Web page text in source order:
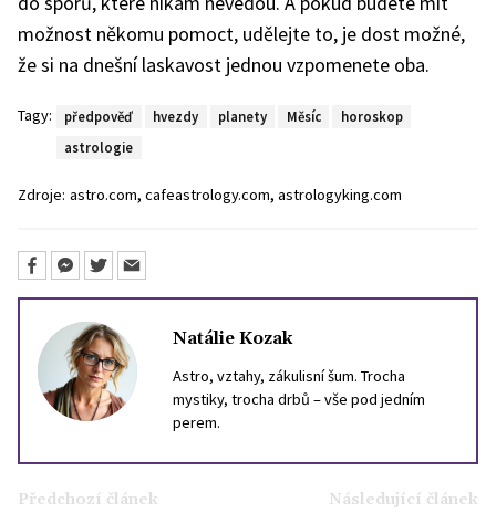
možnost někomu pomoct, udělejte to, je dost možné,
že si na dnešní laskavost jednou vzpomenete oba.
Tagy: předpověď hvezdy planety Měsíc
horoskop
astrologie
Zdroje: astro.com, cafeastrology.com, astrologyking.com
Natálie Kozak
Astro, vztahy, zákulisní šum. Trocha
mystiky, trocha drbů – vše pod jedním
perem.
Předchozí článek
Následující článek